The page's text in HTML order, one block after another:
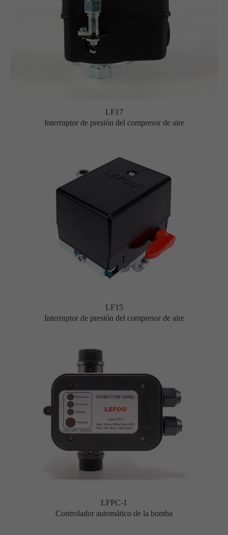
LF17
Interruptor de presión del compresor de aire
LF15
Interruptor de presión del compresor de aire
LFPC-1
Controlador automático de la bomba